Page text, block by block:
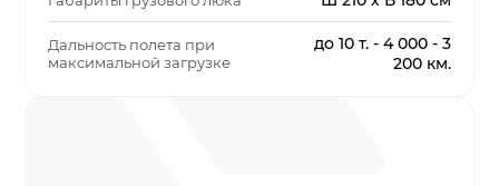
Дальность полета при
максимальной загрузке
до 10 т. - 4 000 - 3
200 км.